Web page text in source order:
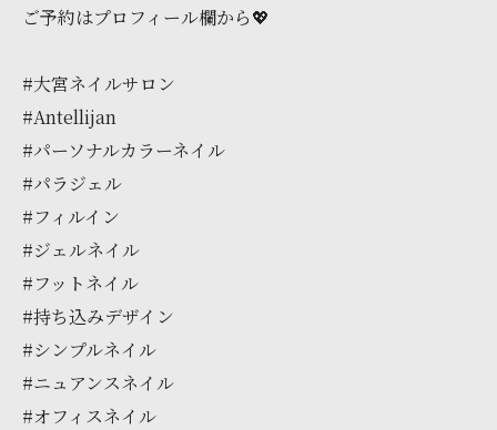
ご予約はプロフィール欄から💖
#大宮ネイルサロン
#Antellijan
#パーソナルカラーネイル
#パラジェル
#フィルイン
#ジェルネイル
#フットネイル
#持ち込みデザイン
#シンプルネイル
#ニュアンスネイル
#オフィスネイル